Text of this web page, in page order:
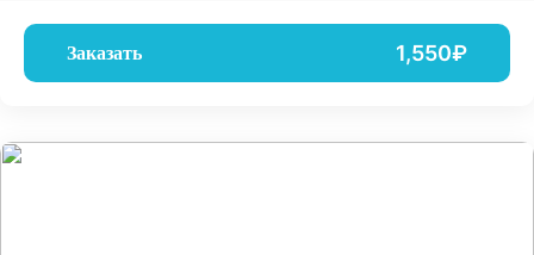
Заказать 1,550₽